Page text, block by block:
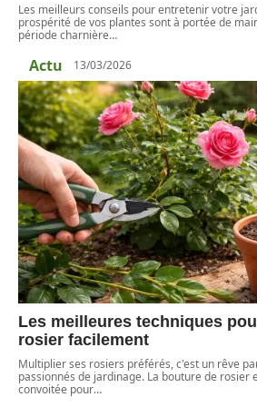
Les meilleurs conseils pour entretenir votre
prospérité de vos plantes sont à portée de
période charnière…
Actu 13/03/2026
Les meilleures techniques
rosier facilement
Multiplier ses rosiers préférés, c'est un rêve
passionnés de jardinage. La bouture de rosier
convoitée pour…